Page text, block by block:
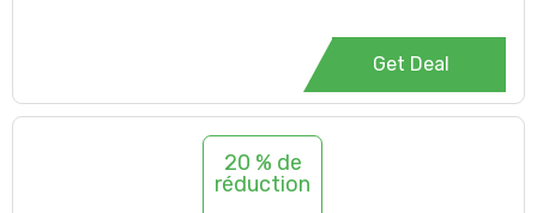
Get Deal
20 % de
réduction